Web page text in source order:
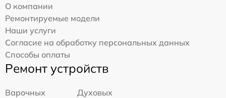
О компании
Ремонтируемые модели
Наши услуги
Согласие на обработку персональных данных
Способы оплаты
Ремонт устройств
Варочных
Духовых